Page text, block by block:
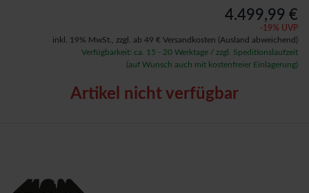
4.499,99 €
-19% UVP
inkl. 19% MwSt., zzgl. ab 49 € Versandkosten (Ausland abweichend)
Verfügbarkeit: ca. 15 - 20 Werktage / zzgl. Speditionslaufzeit
(auf Wunsch auch mit kostenfreier Einlagerung)
Artikel nicht verfügbar